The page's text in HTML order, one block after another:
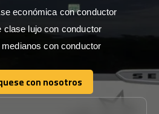
económica con conductor
clase lujo con conductor
con conductor
con nosotros
con nosotros